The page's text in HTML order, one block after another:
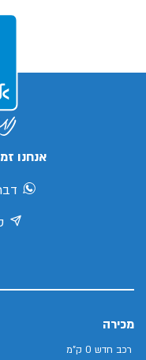
אנחנו
מכירה
רכב חדש 0 ק"מ